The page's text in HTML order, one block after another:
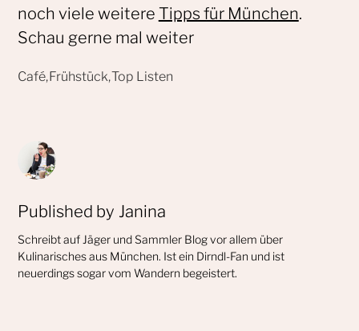
noch viele weitere Tipps für München.
Schau gerne mal weiter
Published by Janina
Schreibt auf Jäger und Sammler Blog vor allem über
Kulinarisches aus München. Ist ein Dirndl-Fan und ist
neuerdings sogar vom Wandern begeistert.